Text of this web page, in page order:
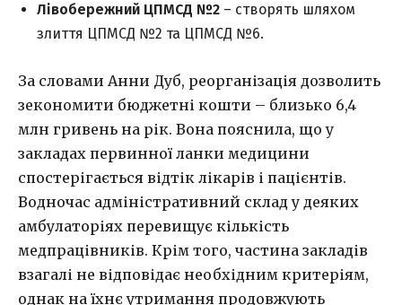
Лівобережний ЦПМСД №2 – створять шляхом
злиття ЦПМСД №2 та ЦПМСД №6.
За словами Анни Дуб, реорганізація дозволить
зекономити бюджетні кошти – близько 6,4
млн гривень на рік. Вона пояснила, що у
закладах первинної ланки медицини
спостерігається відтік лікарів і пацієнтів.
Водночас адміністративний склад у деяких
амбулаторіях перевищує кількість
медпрацівників. Крім того, частина закладів
взагалі не відповідає необхідним критеріям,
однак на їхнє утримання продовжують